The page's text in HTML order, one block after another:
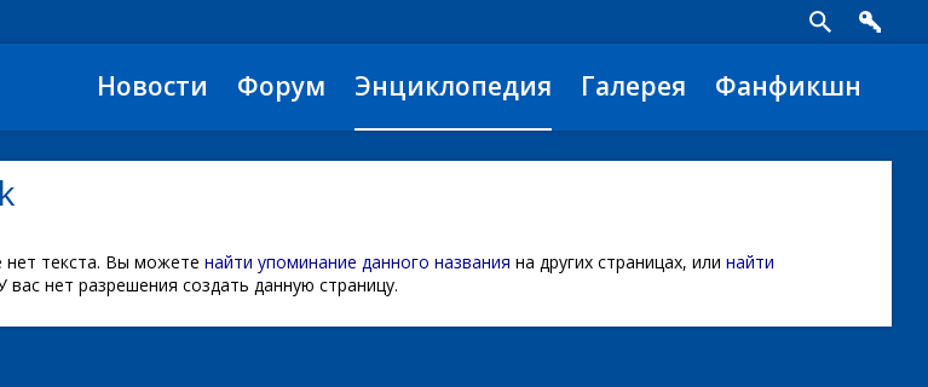
Новости Форум Энциклопедия Галерея Фанфикшн
нет текста. Вы можете найти упоминание данного названия на других страницах, или найти
вас нет разрешения создать данную страницу.